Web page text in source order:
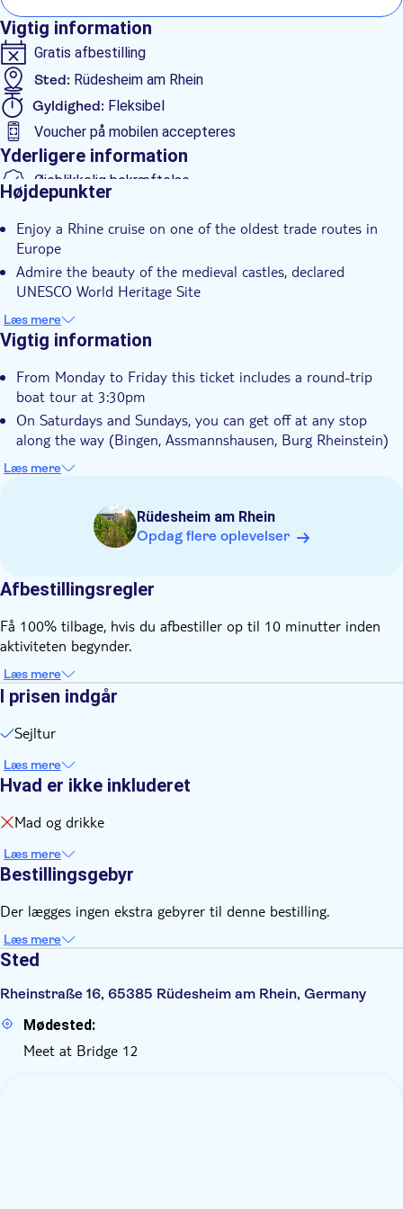
Vigtig information
Gratis afbestilling
Sted: Rüdesheim am Rhein
Gyldighed: Fleksibel
Voucher på mobilen accepteres
Yderligere information
Øjeblikkelig bekræftelse
Elektronisk billet
Kørestolsvenlig
Højdepunkter
Enjoy a Rhine cruise on one of the oldest trade routes in
Europe
Admire the beauty of the medieval castles, declared
UNESCO World Heritage Site
Travel back to the Rhine Romanticism
Marvel at vineyards in the red wine region Assmannshausen
Læs mere
Vigtig information
From Monday to Friday this ticket includes a round-trip
boat tour at 3:30pm
On Saturdays and Sundays, you can get off at any stop
along the way (Bingen, Assmannshausen, Burg Rheinstein)
depart at Rüdesheim at 11:45am, 1:45pm, 3:30pm. Please
Læs mere
Rüdesheim am Rhein
Opdag flere oplevelser
Afbestillingsregler
Få 100% tilbage, hvis du afbestiller op til 10 minutter inden
aktiviteten begynder.
Læs mere
I prisen indgår
Sejltur
Læs mere
Hvad er ikke inkluderet
Mad og drikke
Læs mere
Bestillingsgebyr
Der lægges ingen ekstra gebyrer til denne bestilling.
Læs mere
Sted
Rheinstraße 16, 65385 Rüdesheim am Rhein, Germany
Mødested:
Meet at Bridge 12